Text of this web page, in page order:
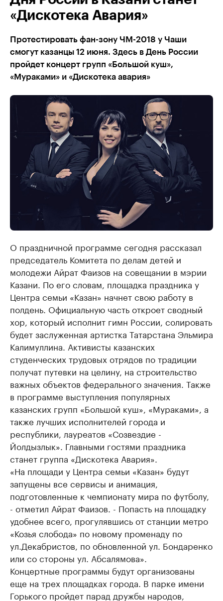
«Дискотека Авария»
Протестировать фан-зону ЧМ-2018 у Чаши
смогут казанцы 12 июня. Здесь в День России
пройдет концерт групп «Большой куш»,
«Мураками» и «Дискотека авария»
О праздничной программе сегодня рассказал
председатель Комитета по делам детей и
молодежи Айрат Фаизов на совещании в мэрии
Казани. По его словам, площадка праздника у
Центра семьи «Казан» начнет свою работу в
полдень. Официальную часть откроет сводный
хор, который исполнит гимн России, солировать
будет заслуженная артистка Татарстана Эльмира
Калимуллина. Активисты казанских
студенческих трудовых отрядов по традиции
получат путевки на целину, на строительство
важных объектов федерального значения. Также
в программе выступления популярных
казанских групп «Большой куш», «Мураками», а
также лучших исполнителей города и
республики, лауреатов «Созвездие -
Йолдызлык». Главными гостями праздника
станет группа «Дискотека Авария».
«На площади у Центра семьи «Казан» будут
запущены все сервисы и анимация,
подготовленные к чемпионату мира по футболу,
- отметил Айрат Фаизов. - Попасть на площадку
удобнее всего, прогулявшись от станции метро
«Козья слобода» по новому променаду по
ул.Декабристов, по обновленной ул. Бондаренко
или со стороны ул. Абсалямова».
Концертные программы будут организованы
еще на трех площадках города. В парке имени
Горького пройдет парад дружбы народов,